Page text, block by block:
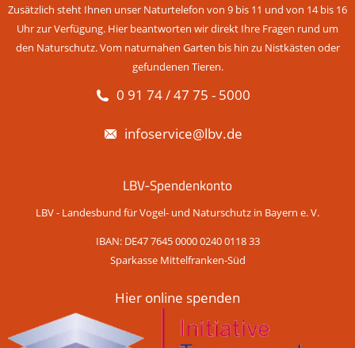
Zusätzlich steht Ihnen unser Naturtelefon von 9 bis 11 und von 14 bis 16
Uhr zur Verfügung. Hier beantworten wir direkt Ihre Fragen rund um
den Naturschutz. Vom naturnahen Garten bis hin zu Nistkästen oder
gefundenen Tieren.
0 91 74 / 47 75 - 5000
infoservice@lbv.de
LBV-Spendenkonto
LBV - Landesbund für Vogel- und Naturschutz in Bayern e. V.
IBAN: DE47 7645 0000 0240 0118 33
Sparkasse Mittelfranken-Süd
Hier online spenden